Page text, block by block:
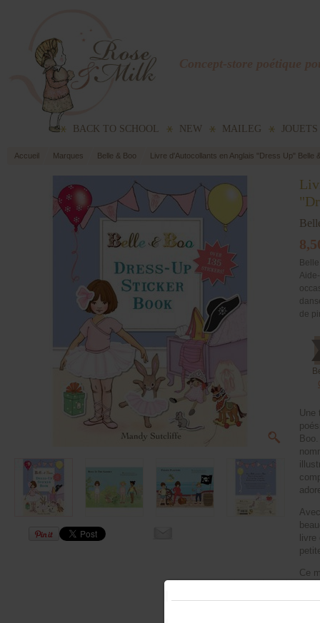
Concept-store poétique
BACK TO SCHOOL NEW MAILEG JOUETS
Accueil Marques Belle & Boo Livre d'Autocollants en Anglais "Dress Up" Belle
de
Une
Ce